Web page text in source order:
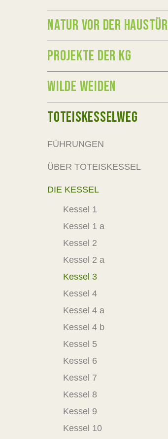
NATUR VOR DER HAUSTÜR
PROJEKTE DER KG
WILDE WEIDEN
TOTEISKESSELWEG
FÜHRUNGEN
ÜBER TOTEISKESSEL
DIE KESSEL
Kessel 1
Kessel 1 a
Kessel 2
Kessel 2 a
Kessel 3
Kessel 4
Kessel 4 a
Kessel 4 b
Kessel 5
Kessel 6
Kessel 7
Kessel 8
Kessel 9
Kessel 10